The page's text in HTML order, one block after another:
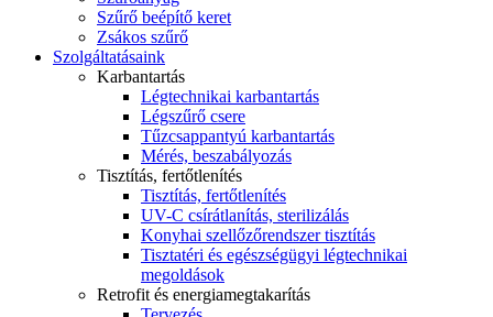
Szűrő beépítő keret
Zsákos szűrő
Szolgáltatásaink
Karbantartás
Légtechnikai karbantartás
Légszűrő csere
Tűzcsappantyú karbantartás
Mérés, beszabályozás
Tisztítás, fertőtlenítés
Tisztítás, fertőtlenítés
UV-C csírátlanítás, sterilizálás
Konyhai szellőzőrendszer tisztítás
Tisztatéri és egészségügyi légtechnikai
megoldások
Retrofit és energiamegtakarítás